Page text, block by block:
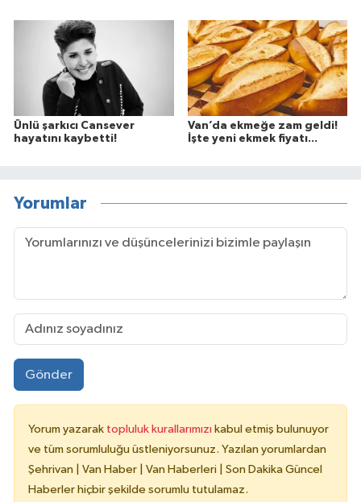
Ünlü şarkıcı Cansever
hayatını kaybetti!
Van’da ekmeğe zam geldi!
İşte yeni ekmek fiyatı...
Yorumlar
Gönder
Yorum yazarak topluluk kurallarımızı kabul etmiş bulunuyor
ve tüm sorumluluğu üstleniyorsunuz. Yazılan yorumlardan
Şehrivan | Van Haber | Van Haberleri | Son Dakika Güncel
Haberler hiçbir şekilde sorumlu tutulamaz.